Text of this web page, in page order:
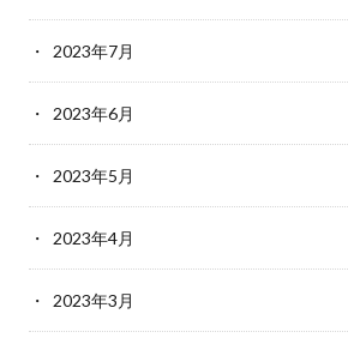
2023年7月
2023年6月
2023年5月
2023年4月
2023年3月